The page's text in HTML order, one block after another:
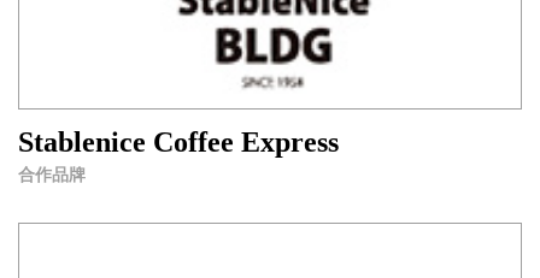
Stablenice Coffee Express
合作品牌